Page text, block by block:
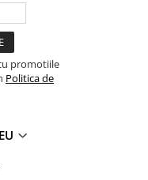
promotiile
Politica de